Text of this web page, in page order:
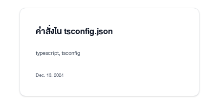
คำสั่งใน tsconfig.json
typescript, tsconfig
Dec. 13, 2024